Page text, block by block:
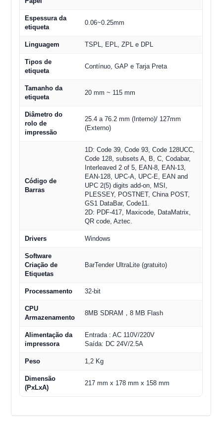
Espessura da
etiqueta
0.06~0.25mm
Linguagem TSPL, EPL, ZPL e DPL
Tipos de
etiqueta
Contínuo, GAP e Tarja Preta
Tamanho da
etiqueta
20 mm ~ 115 mm
Diâmetro do
rolo de
impressão
25.4 a 76.2 mm (Interno)/ 127mm
(Externo)
Código de
Barras
1D: Code 39, Code 93, Code 128UCC,
Code 128, subsets A, B, C, Codabar,
Interleaved 2 of 5, EAN-8, EAN-13,
EAN-128, UPC-A, UPC-E, EAN and
UPC 2(5) digits add-on, MSI,
PLESSEY, POSTNET, China POST,
GS1 DataBar, Code11.
2D: PDF-417, Maxicode, DataMatrix,
QR code, Aztec.
Drivers Windows
Software
Criação de
Etiquetas
BarTender UltraLite (gratuito)
Processamento 32-bit
CPU
Armazenamento
8MB SDRAM，8 MB Flash
Alimentação da
impressora
Entrada : AC 110V/220V
Saída: DC 24V/2.5A
Peso 1,2 Kg
Dimensão
(PxLxA)
217 mm x 178 mm x 158 mm